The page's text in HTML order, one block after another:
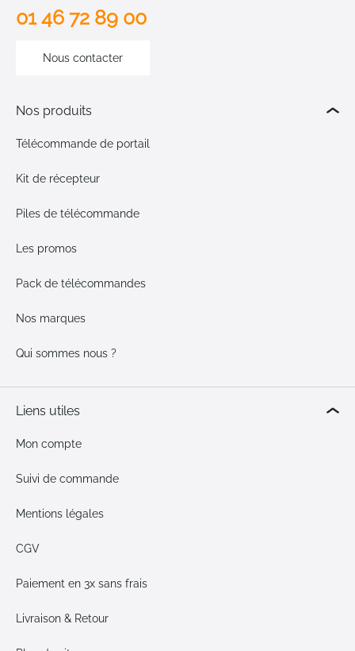
01 46 72 89 00
Nous contacter
Nos produits
Télécommande de portail
Kit de récepteur
Piles de télécommande
Les promos
Pack de télécommandes
Nos marques
Qui sommes nous ?
Liens utiles
Mon compte
Suivi de commande
Mentions légales
CGV
Paiement en 3x sans frais
Livraison & Retour